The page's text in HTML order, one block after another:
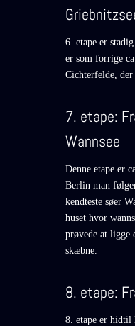
6. etape er
er som forrige
Cichterfelde,
7. etape:
Wannsee
Denne etape er
Berlin man
kendteste søer
huset hvor
prøvede at ligge
skæbne.
8. etape:
8. etape er